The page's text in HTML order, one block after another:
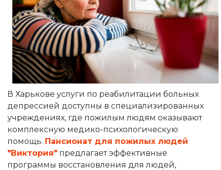
В Харькове услуги по реабилитации больных
депрессией доступны в специализированных
учреждениях, где пожилым людям оказывают
комплексную медико-психологическую
помощь. Пансионат для пожилых людей
"Виктория" предлагает эффективные
программы восстановления для людей,